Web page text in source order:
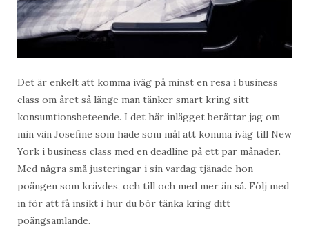
Det är enkelt att komma iväg på minst en resa i business
class om året så länge man tänker smart kring sitt
konsumtionsbeteende. I det här inlägget berättar jag om
min vän Josefine som hade som mål att komma iväg till New
York i business class med en deadline på ett par månader.
Med några små justeringar i sin vardag tjänade hon
poängen som krävdes, och till och med mer än så. Följ med
in för att få insikt i hur du bör tänka kring ditt
poängsamlande.